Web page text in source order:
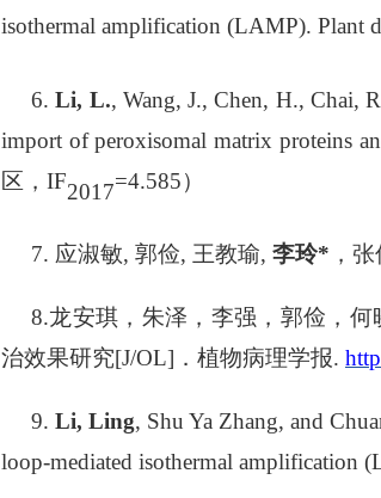
isothermal amplification (LAMP). Plant
6. Li, L., Wang, J., Chen, H., Chai,
import of peroxisomal matrix proteins
区， IF2017=4.585）
7. 应淑敏, 郭俭, 王教瑜, 李玲* ，
8.龙安琪，朱泽，李强，郭俭，何
治效果研究[J/OL] ．植物病理学报.
9. Li, Ling, Shu Ya Zhang, and
loop-mediated isothermal amplification